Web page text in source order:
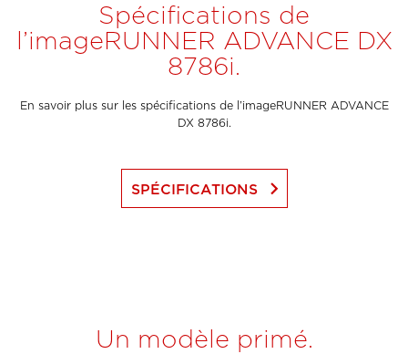
Spécifications de
l’imageRUNNER ADVANCE DX
8786i.
En savoir plus sur les spécifications de l’imageRUNNER ADVANCE
DX 8786i.
SPÉCIFICATIONS keyboard_arrow_right
Un modèle primé.